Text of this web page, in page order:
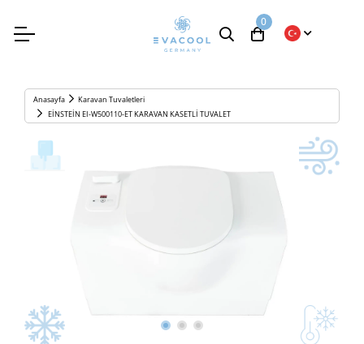
0
Anasayfa
Karavan Tuvaletleri
EİNSTEİN EI-W500110-ET KARAVAN KASETLİ TUVALET